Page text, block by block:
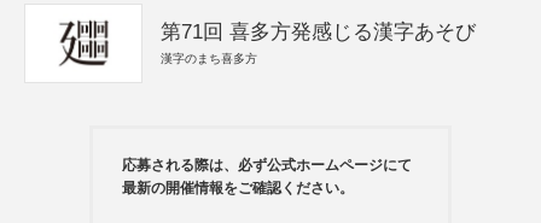
第71回 喜多方発感じる漢字あそび
漢字のまち喜多方
応募される際は、必ず公式ホームページにて
最新の開催情報をご確認ください。